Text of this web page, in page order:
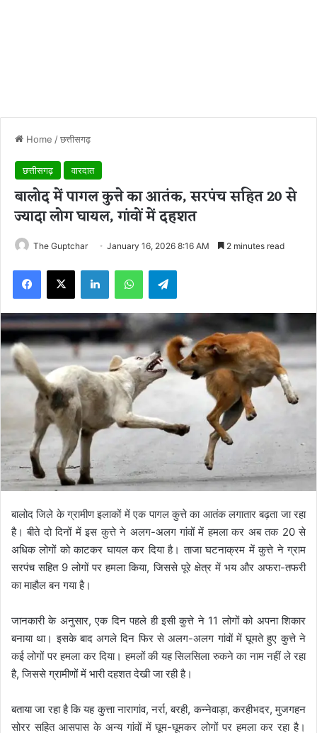
Home /छत्तीसगढ़
छत्तीसगढ़ वारदात
बालोद में पागल कुत्ते का आतंक, सरपंच सहित 20 से
ज्यादा लोग घायल, गांवों में दहशत
The Guptchar January 16, 2026 8:16 AM 2 minutes read
बालोद जिले के ग्रामीण इलाकों में एक पागल कुत्ते का आतंक लगातार बढ़ता जा रहा
है। बीते दो दिनों में इस कुत्ते ने अलग-अलग गांवों में हमला कर अब तक 20 से
अधिक लोगों को काटकर घायल कर दिया है। ताजा घटनाक्रम में कुत्ते ने ग्राम
सरपंच सहित 9 लोगों पर हमला किया, जिससे पूरे क्षेत्र में भय और अफरा-तफरी
का माहौल बन गया है।
जानकारी के अनुसार, एक दिन पहले ही इसी कुत्ते ने 11 लोगों को अपना शिकार
बनाया था। इसके बाद अगले दिन फिर से अलग-अलग गांवों में घूमते हुए कुत्ते ने
कई लोगों पर हमला कर दिया। हमलों की यह सिलसिला रुकने का नाम नहीं ले रहा
है, जिससे ग्रामीणों में भारी दहशत देखी जा रही है।
बताया जा रहा है कि यह कुत्ता नारागांव, नर्रा, बरही, कन्नेवाड़ा, करहीभदर, मुजगहन
सोरर सहित आसपास के अन्य गांवों में घूम-घूमकर लोगों पर हमला कर रहा है।